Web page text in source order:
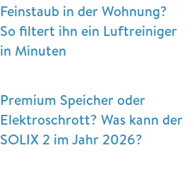
Feinstaub in der Wohnung?
So filtert ihn ein Luftreiniger
in Minuten
Premium Speicher oder
Elektroschrott? Was kann der
SOLIX 2 im Jahr 2026?